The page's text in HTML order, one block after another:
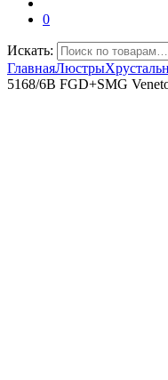
0
Искать:
ГлавнаяЛюстры
5168/6B FGD+SMG